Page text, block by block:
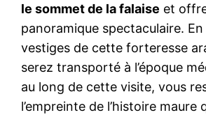
le sommet de la falaise et
panoramique spectaculaire.
vestiges de cette forteresse
serez transporté à l’époque
au long de cette visite, vous
l’empreinte de l’histoire maure